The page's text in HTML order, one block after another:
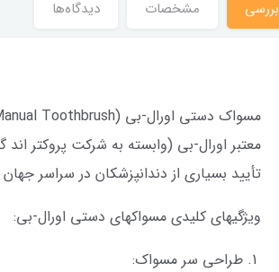
بررسی مشخصات دیدگاه‌ها
معتبر اورال-بی (وابسته به شرکت پروکتر
تأیید بسیاری از دندانپزشکان در سراسر جهان
ویژگیهای کلیدی مسواکهای دستی اورال-بی:
طراحی سر مسواک: